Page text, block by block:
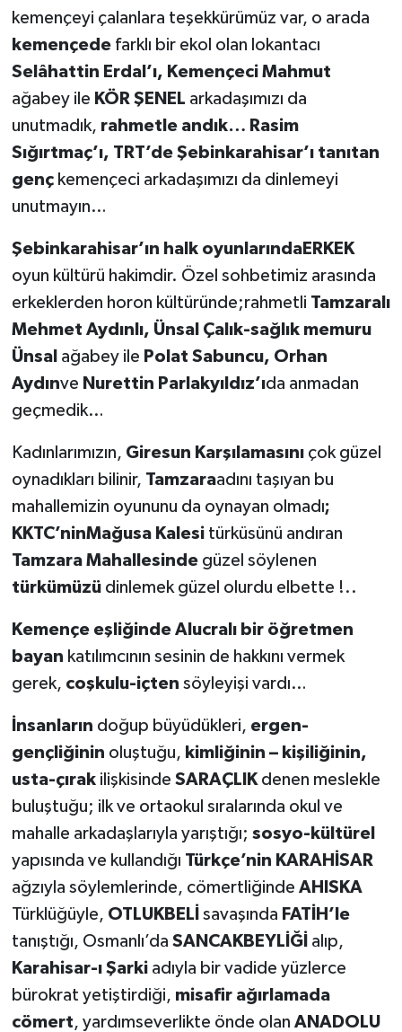
kemençeyi çalanlara teşekkürümüz var, o arada
kemençede farklı bir ekol olan lokantacı
Selâhattin Erdal’ı, Kemençeci Mahmut
ağabey ile KÖR ŞENEL arkadaşımızı da
unutmadık, rahmetle andık… Rasim
Sığırtmaç’ı, TRT’de Şebinkarahisar’ı tanıtan
genç kemençeci arkadaşımızı da dinlemeyi
unutmayın…
Şebinkarahisar’ın halk oyunlarındaERKEK
oyun kültürü hakimdir. Özel sohbetimiz arasında
erkeklerden horon kültüründe;rahmetli Tamzaralı
Mehmet Aydınlı, Ünsal Çalık-sağlık memuru
Ünsal ağabey ile Polat Sabuncu, Orhan
Aydınve Nurettin Parlakyıldız’ıda anmadan
geçmedik…
Kadınlarımızın, Giresun Karşılamasınıçok güzel
oynadıkları bilinir, Tamzaraadını taşıyan bu
mahallemizin oyununu da oynayan olmadı;
KKTC’ninMağusa Kalesitürküsünü andıran
Tamzara Mahallesindegüzel söylenen
türkümüzüdinlemek güzel olurdu elbette !..
Kemençe eşliğinde Alucralı bir öğretmen
bayan katılımcının sesinin de hakkını vermek
gerek, coşkulu-içten söyleyişi vardı…
İnsanların doğup büyüdükleri, ergen-
gençliğinin oluştuğu, kimliğinin – kişiliğinin,
usta-çırakilişkisinde SARAÇLIK denen meslekle
buluştuğu; ilk ve ortaokul sıralarında okul ve
mahalle arkadaşlarıyla yarıştığı; sosyo-kültürel
yapısında ve kullandığı Türkçe’nin KARAHİSAR
ağzıyla söylemlerinde, cömertliğinde AHISKA
Türklüğüyle, OTLUKBELİ savaşında FATİH’le
tanıştığı, Osmanlı’da SANCAKBEYLİĞİ alıp,
Karahisar-ı Şarkiadıyla bir vadide yüzlerce
bürokrat yetiştirdiği, misafir ağırlamada
cömert, yardımseverlikte önde olan ANADOLU